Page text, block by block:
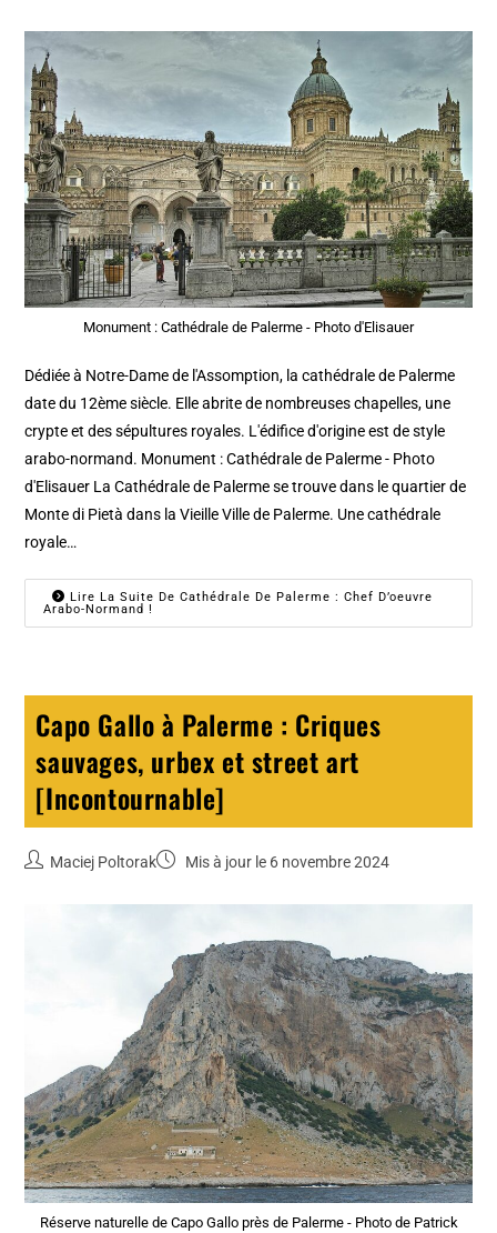
Monument : Cathédrale de Palerme - Photo d'Elisauer
Dédiée à Notre-Dame de l'Assomption, la cathédrale de Palerme
date du 12ème siècle. Elle abrite de nombreuses chapelles, une
crypte et des sépultures royales. L'édifice d'origine est de style
arabo-normand. Monument : Cathédrale de Palerme - Photo
d'Elisauer La Cathédrale de Palerme se trouve dans le quartier de
Monte di Pietà dans la Vieille Ville de Palerme. Une cathédrale
royale…
Lire La Suite De Cathédrale De Palerme : Chef D’oeuvre
Arabo-Normand !
Capo Gallo à Palerme : Criques
sauvages, urbex et street art
[Incontournable]
Maciej Poltorak Mis à jour le 6 novembre 2024
Réserve naturelle de Capo Gallo près de Palerme - Photo de Patrick